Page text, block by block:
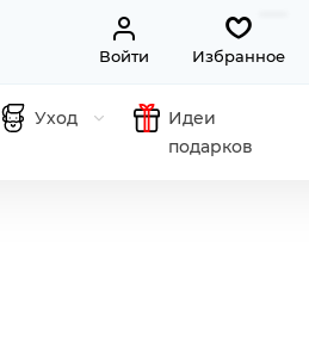
Войти Избранное
Уход
Идеи
подарков